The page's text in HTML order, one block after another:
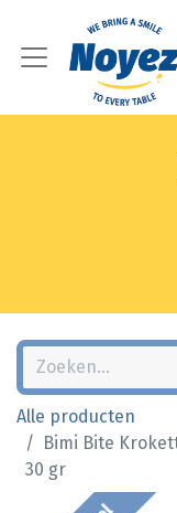
Alle producten
Bimi Bite
30 gr